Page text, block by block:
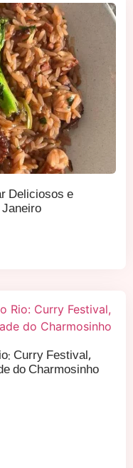
Deliciosos e
Curry Festival,
do Charmosinho